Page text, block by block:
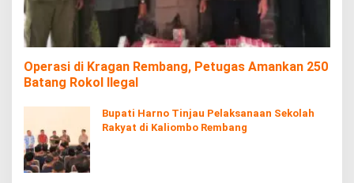
Operasi di Kragan Rembang, Petugas Amankan 250
Batang Rokol Ilegal
Bupati Harno Tinjau Pelaksanaan Sekolah
Rakyat di Kaliombo Rembang